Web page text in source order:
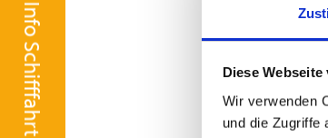
Diese
Wir verwenden
und die Zugriffe
10